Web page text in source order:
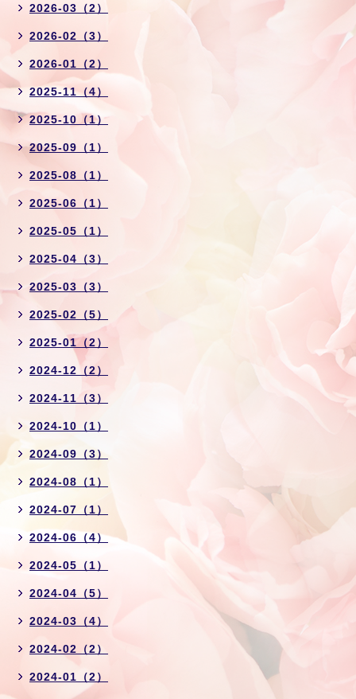
2026-03（2）
2026-02（3）
2026-01（2）
2025-11（4）
2025-10（1）
2025-09（1）
2025-08（1）
2025-06（1）
2025-05（1）
2025-04（3）
2025-03（3）
2025-02（5）
2025-01（2）
2024-12（2）
2024-11（3）
2024-10（1）
2024-09（3）
2024-08（1）
2024-07（1）
2024-06（4）
2024-05（1）
2024-04（5）
2024-03（4）
2024-02（2）
2024-01（2）